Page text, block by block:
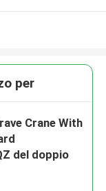
per
Crane With
del doppio